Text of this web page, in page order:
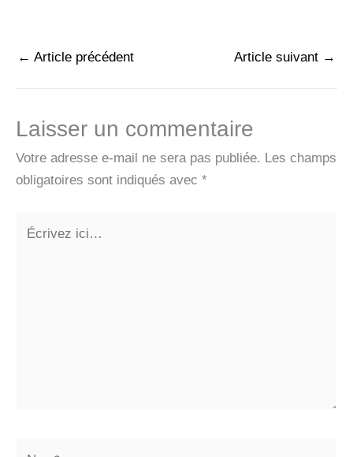
← Article précédent Article suivant →
Laisser un commentaire
Votre adresse e-mail ne sera pas publiée. Les champs
obligatoires sont indiqués avec *